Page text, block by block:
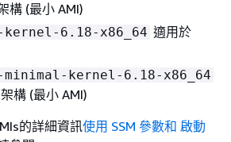
構 (最小 AMI)
kernel-6.18-x86_64 適用於
minimal-kernel-6.18-x86_64
構 (最小 AMI)
的詳細資訊使用 SSM 參數和 啟動